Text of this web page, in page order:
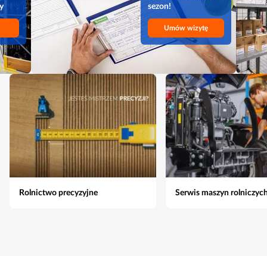
sezon!
Umów wizytę
Rolnictwo precyzyjne Serwis maszyn